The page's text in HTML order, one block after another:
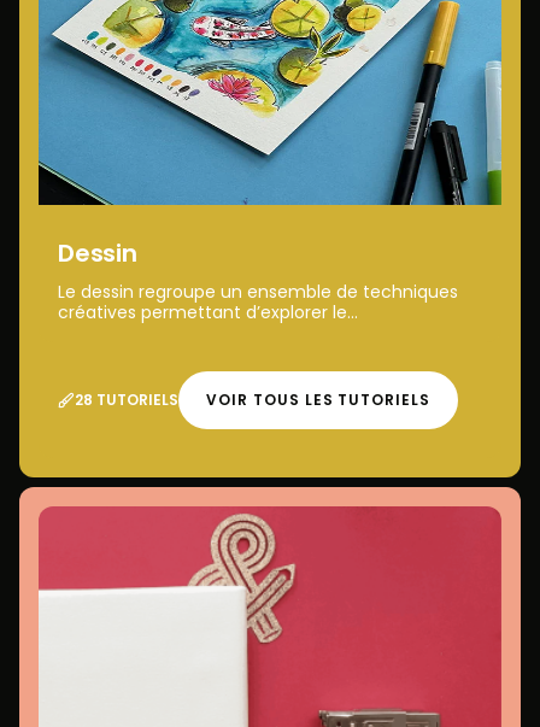
Dessin
Le dessin regroupe un ensemble de techniques
créatives permettant d’explorer le...
28 TUTORIELS VOIR TOUS LES TUTORIELS